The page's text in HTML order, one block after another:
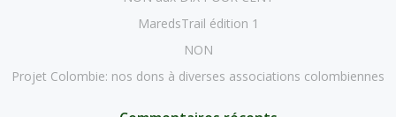
MaredsTrail édition 1
NON
Projet Colombie: nos dons à diverses associations colombiennes